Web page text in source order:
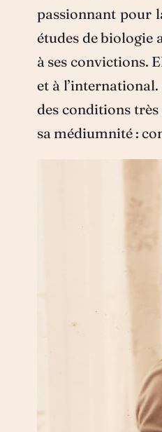
passionnant pour
études de biologie
à ses convictions.
et à
des conditions
sa médiumnité :